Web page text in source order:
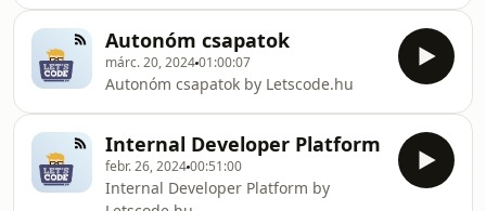
Autonóm csapatok
márc. 20, 202401:00:07
Autonóm csapatok by Letscode.hu
Internal Developer Platform
febr. 26, 202400:51:00
Internal Developer Platform by